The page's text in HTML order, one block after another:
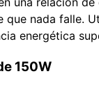
que nada falle.
energética
150W